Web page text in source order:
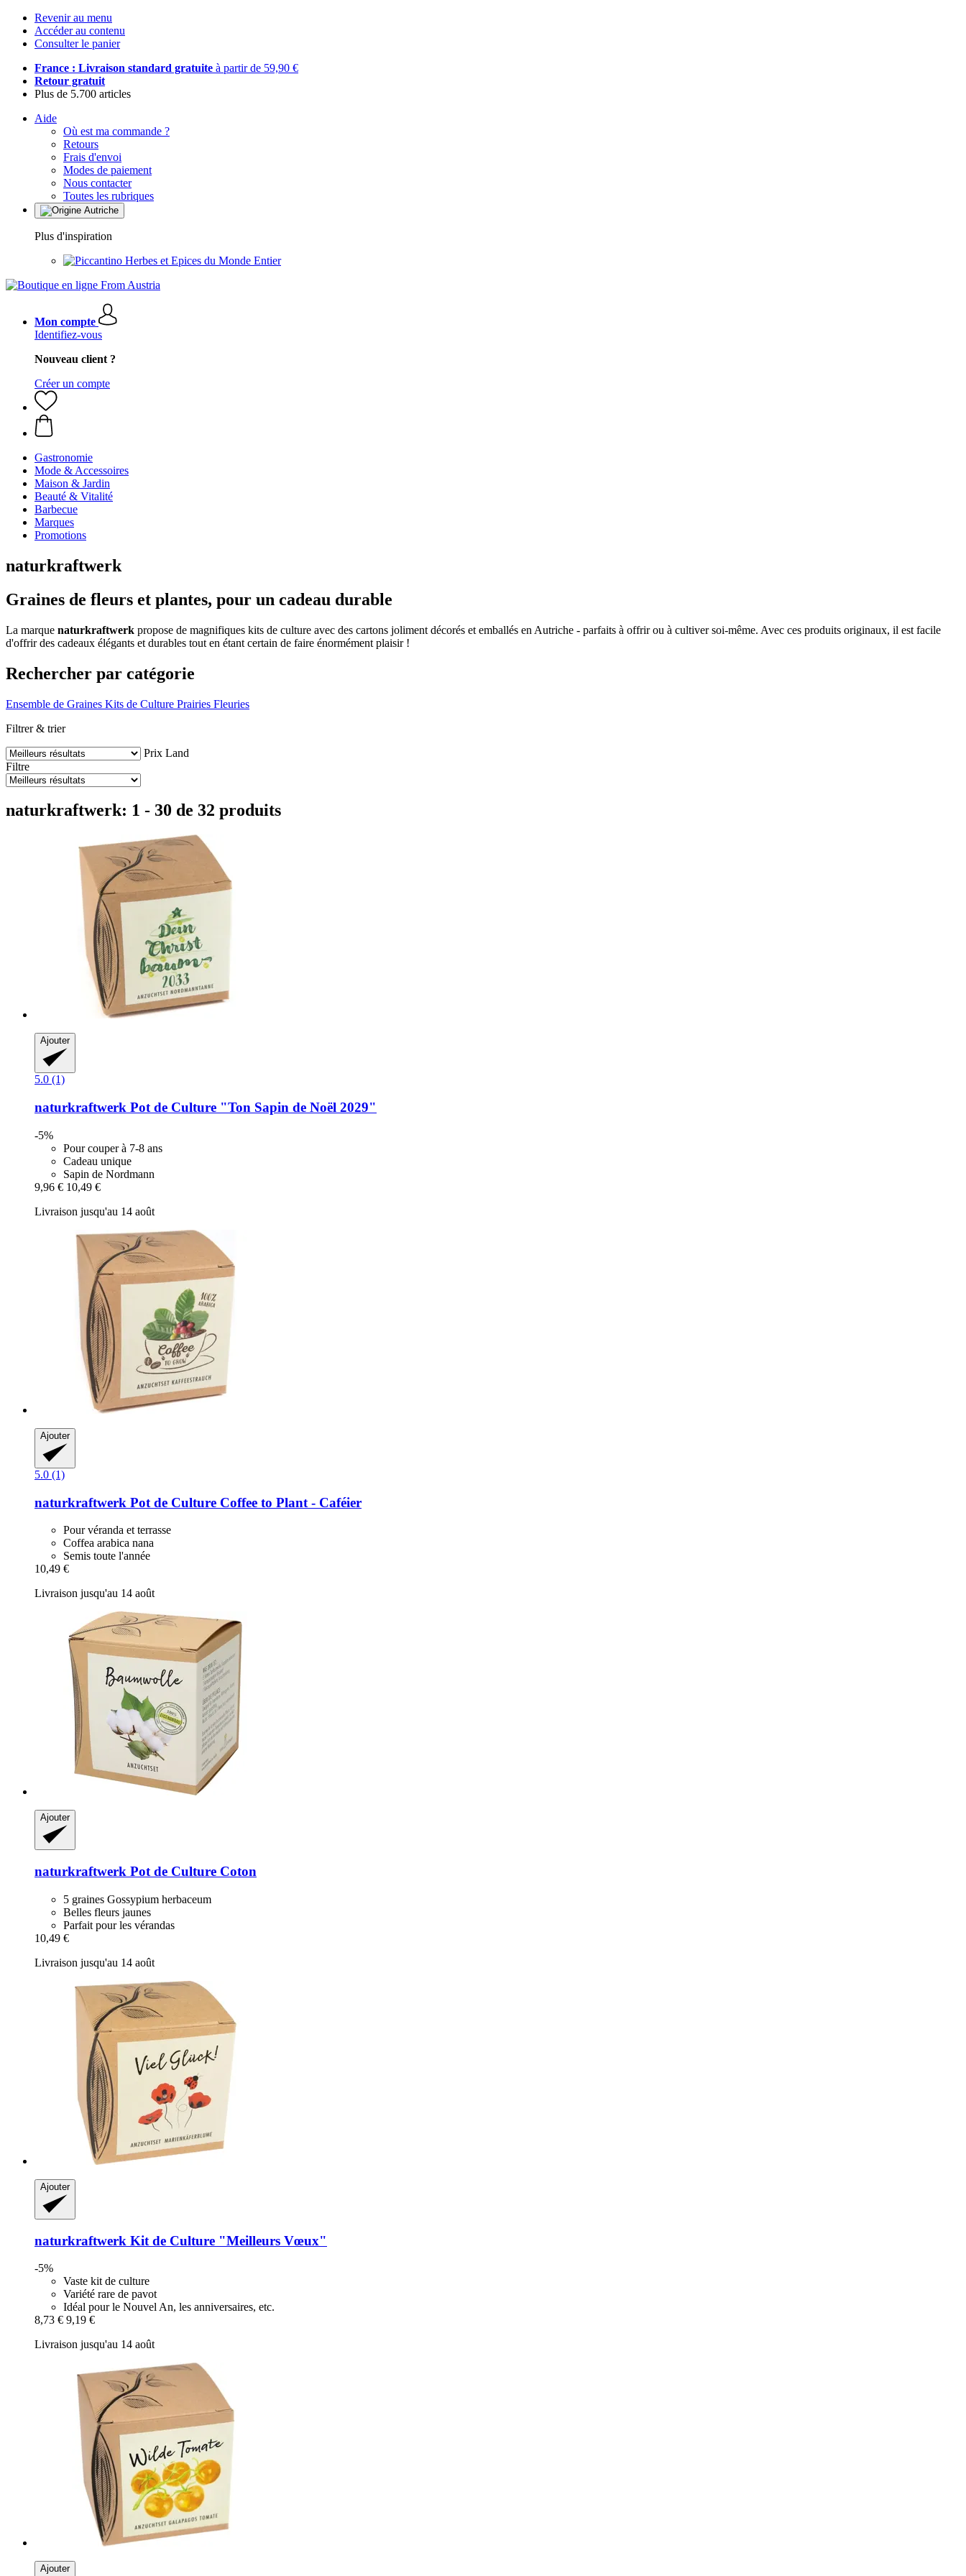
Revenir au menu
Accéder au contenu
Consulter le panier
France : Livraison standard gratuite à partir de 59,90 €
Retour gratuit
Plus de 5.700 articles
Aide
Où est ma commande ?
Retours
Frais d'envoi
Modes de paiement
Nous contacter
Toutes les rubriques
Plus d'inspiration
Herbes et Epices du Monde Entier
Mon compte
Identifiez-vous
Nouveau client ?
Créer un compte
Gastronomie
Mode & Accessoires
Maison & Jardin
Beauté & Vitalité
Barbecue
Marques
Promotions
naturkraftwerk
Graines de fleurs et plantes, pour un cadeau durable
La marque naturkraftwerk propose de magnifiques kits de culture avec des cartons joliment décorés et emballés en Autriche - parfaits à offrir ou à cultiver soi-même. Avec ces produits originaux, il est facile
d'offrir des cadeaux élégants et durables tout en étant certain de faire énormément plaisir !
Rechercher par catégorie
Ensemble de Graines Kits de Culture Prairies Fleuries
Filtrer & trier
Prix Land
Filtre
naturkraftwerk: 1 - 30 de 32 produits
Ajouter
5.0 (1)
naturkraftwerk Pot de Culture "Ton Sapin de Noël 2029"
-5%
Pour couper à 7-8 ans
Cadeau unique
Sapin de Nordmann
9,96 € 10,49 €
Livraison jusqu'au 14 août
Ajouter
5.0 (1)
naturkraftwerk Pot de Culture Coffee to Plant -​ Caféier
Pour véranda et terrasse
Coffea arabica nana
Semis toute l'année
10,49 €
Livraison jusqu'au 14 août
Ajouter
naturkraftwerk Pot de Culture Coton
5 graines Gossypium herbaceum
Belles fleurs jaunes
Parfait pour les vérandas
10,49 €
Livraison jusqu'au 14 août
Ajouter
naturkraftwerk Kit de Culture "Meilleurs Vœux"
-5%
Vaste kit de culture
Variété rare de pavot
Idéal pour le Nouvel An, les anniversaires, etc.
8,73 € 9,19 €
Livraison jusqu'au 14 août
Ajouter